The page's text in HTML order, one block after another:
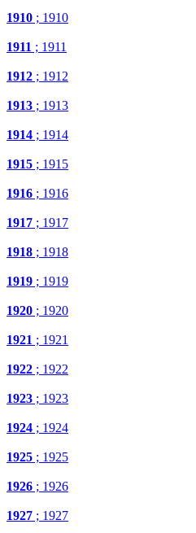
1910 ; 1910
1911 ; 1911
1912 ; 1912
1913 ; 1913
1914 ; 1914
1915 ; 1915
1916 ; 1916
1917 ; 1917
1918 ; 1918
1919 ; 1919
1920 ; 1920
1921 ; 1921
1922 ; 1922
1923 ; 1923
1924 ; 1924
1925 ; 1925
1926 ; 1926
1927 ; 1927